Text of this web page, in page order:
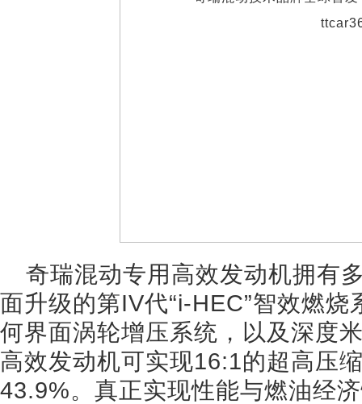
奇瑞混动专用高效发动机拥有
面升级的第IV代“i-HEC”智效燃
何界面涡轮增压系统，以及深度
高效发动机可实现16:1的超高压
43.9%。真正实现性能与燃油经